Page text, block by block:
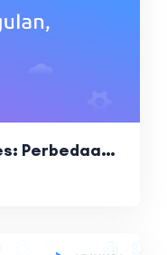
OpenShift vs Kubernetes: Perbedaan, Keunggulan, dan Kapan Menggunakannya